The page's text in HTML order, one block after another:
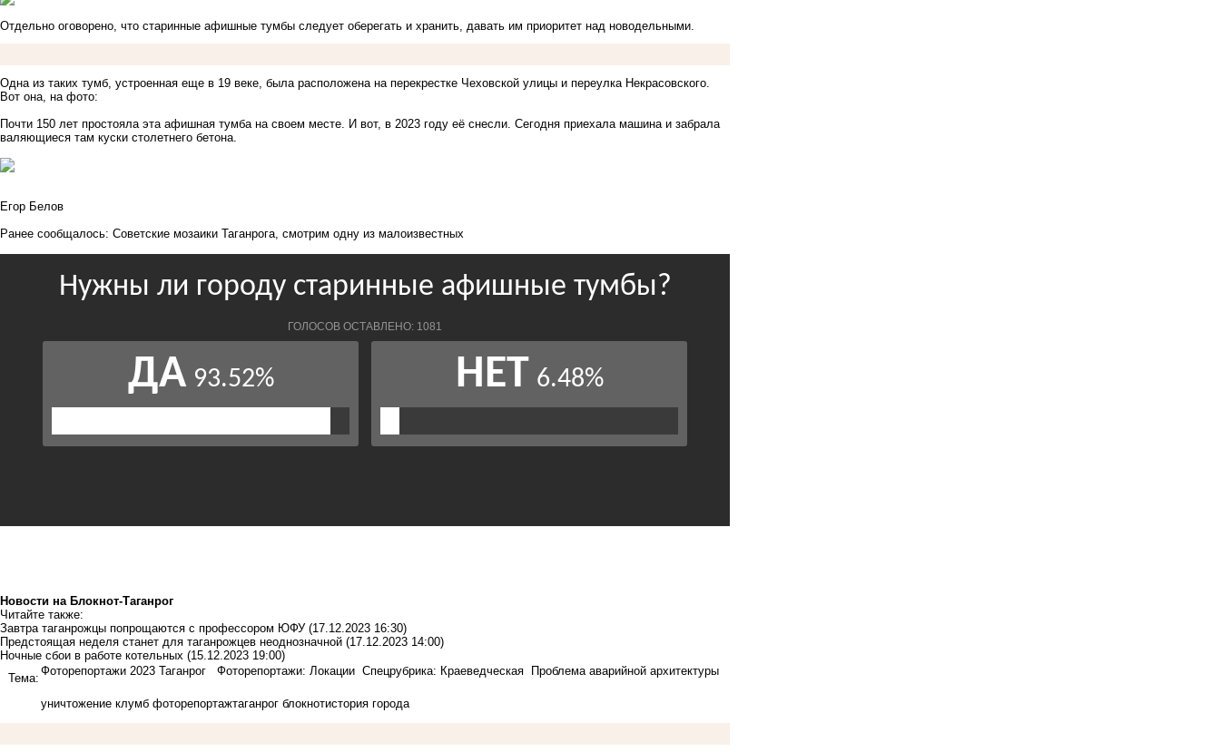
Отдельно оговорено, что старинные афишные тумбы следует оберегать и хранить, давать им приоритет над новодельными.
Одна из таких тумб, устроенная еще в 19 веке, была расположена на перекрестке Чеховской улицы и переулка Некрасовского.
Вот она, на фото:
Почти 150 лет простояла эта афишная тумба на своем месте. И вот, в 2023 году её снесли. Сегодня приехала машина и забрала
валяющиеся там куски столетнего бетона.
Егор Белов
Ранее сообщалось: Советские мозаики Таганрога, смотрим одну из малоизвестных
Новости на Блoкнoт-Таганрог
Читайте также:
Завтра таганрожцы попрощаются с профессором ЮФУ (17.12.2023 16:30)
Предстоящая неделя станет для таганрожцев неоднозначной (17.12.2023 14:00)
Ночные сбои в работе котельных (15.12.2023 19:00)
Тема:
Фоторепортажи 2023 Таганрог Фоторепортажи: Локации Спецрубрика: Краеведческая Проблема аварийной архитектуры
уничтожение клумб фоторепортажтаганрог блокнотистория города